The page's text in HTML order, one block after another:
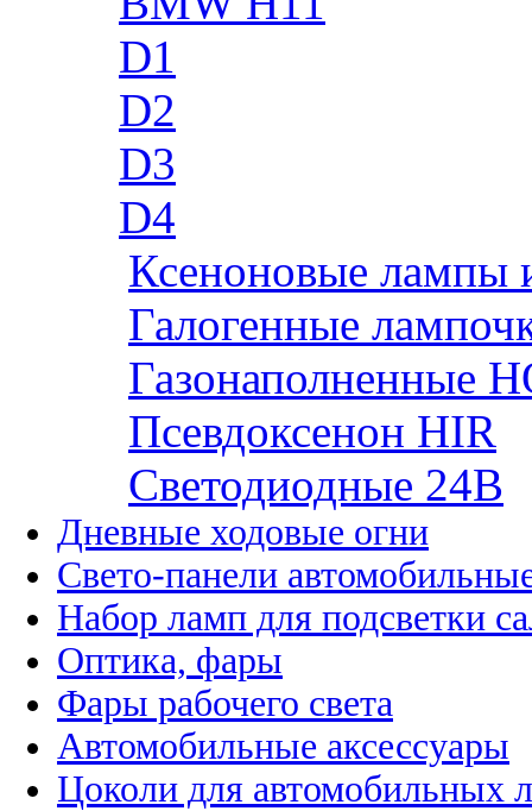
D1
D2
D3
D4
Ксеноновые лампы
Галогенные
Газонаполненные
Псевдоксенон HIR
Cветодиодные 24B
Дневные ходовые огни
Свето-панели
Набор ламп для подсветки
Оптика, фары
Фары рабочего света
Автомобильные аксессуары
Цоколи для автомобильных